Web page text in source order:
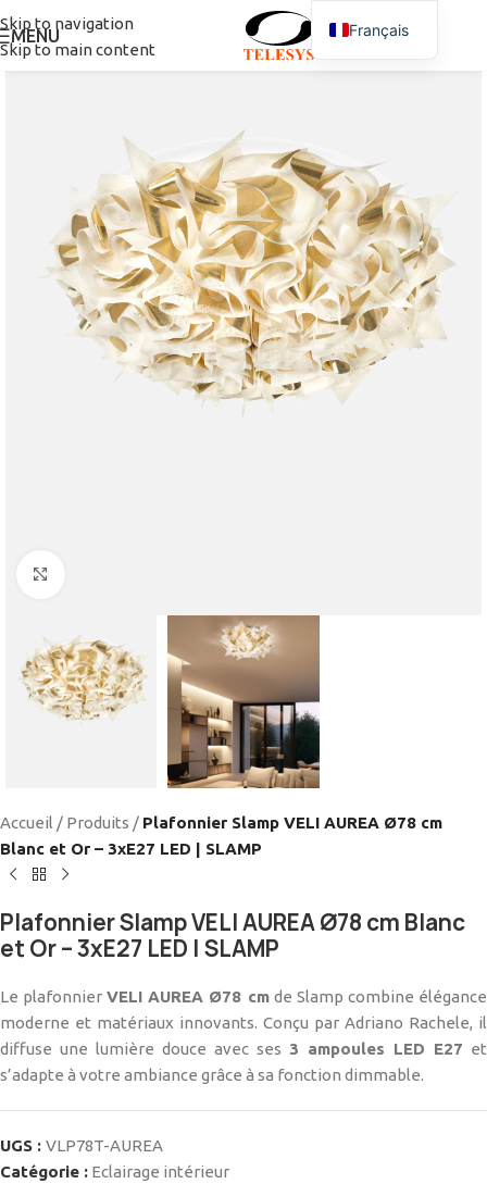
Skip to navigation
Skip to main content
MENU
Accueil / Produits / Plafonnier Slamp VELI AUREA Ø78 cm
Blanc et Or – 3xE27 LED | SLAMP
Plafonnier Slamp VELI AUREA Ø78 cm Blanc
et Or – 3xE27 LED | SLAMP
Le plafonnierVELI AUREA Ø78 cmde Slamp combine élégance
moderne et matériaux innovants. Conçu par Adriano Rachele, il
diffuse une lumière douce avec ses 3 ampoules LED E27 et
s’adapte à votre ambiance grâce à sa fonction dimmable.
UGS : VLP78T-AUREA
Catégorie : Eclairage intérieur
Français